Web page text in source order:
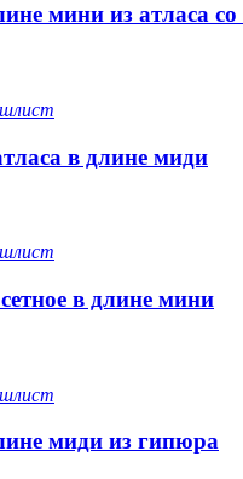
мини из атласа
в длине миди
в длине мини
миди из гипюра